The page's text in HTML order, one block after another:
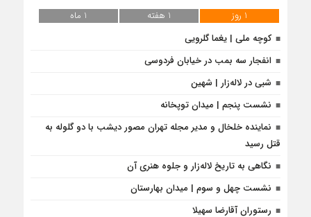
1 روز 1 هفته
1 ماه
کوچه ملی | یغما گلرویی
انفجار سه بمب در خیابان فردوسی
شبی در لاله‌زار | شهین
نشست پنجم | میدان توپخانه
نماینده خلخال و مدیر مجله تهران مصور دیشب با دو گلوله به
قتل رسید
نگاهی به تاریخ لاله‌زار و جلوه هنری آن
نشست چهل و سوم | میدان بهارستان
رستوران آقارضا سهیلا